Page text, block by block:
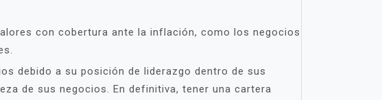
con cobertura ante la inflación, como los negocios
debido a su posición de liderazgo dentro de sus
de sus negocios. En definitiva, tener una cartera